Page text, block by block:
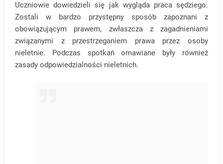
Uczniowie dowiedzieli się jak wygląda praca sędziego.
Zostali w bardzo przystępny sposób zapoznani z
obowiązującym prawem, zwłaszcza z zagadnieniami
związanymi z przestrzeganiem prawa przez osoby
nieletnie. Podczas spotkań omawiane były również
zasady odpowiedzialności nieletnich.